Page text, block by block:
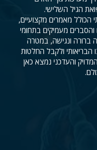
הגיל השלישי.
הכולל מאמרים מקצועיים,
מעמיקים בתחומי
ברורה ונגישה, במטרה
ולקבל החלטות
והעדכני נמצא כאן